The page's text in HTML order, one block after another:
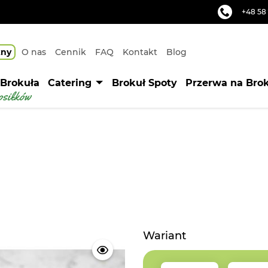
+48 58
O nas Cennik FAQ Kontakt Blog
Catering Brokuł Spoty Przerwa na
Wariant